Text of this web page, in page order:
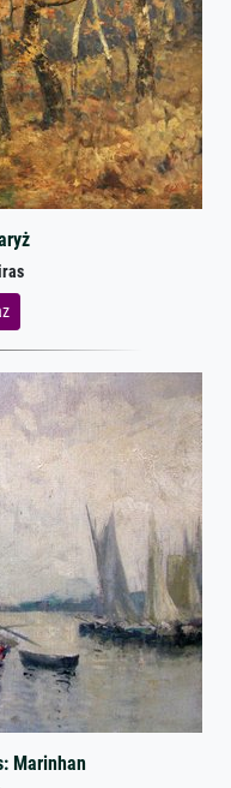
Marinhan